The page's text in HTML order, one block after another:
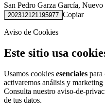
San Pedro Garza García,
202312121195977 Copiar
Aviso de Cookies
Este sitio usa
Usamos cookies esenciales para
activaremos análisis y
Consulta nuestro aviso-de-
de tus datos.